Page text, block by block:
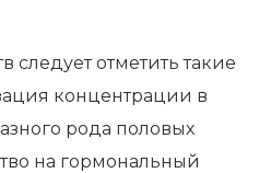
отметить такие
концентрации в
рода половых
на гормональный